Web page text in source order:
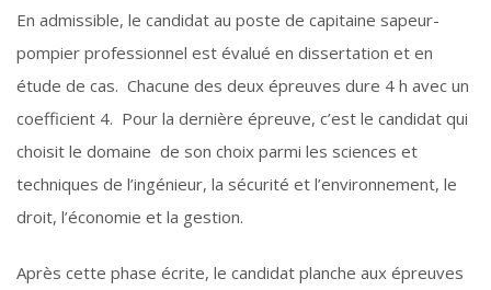
En admissible, le candidat au poste de capitaine sapeur-
pompier professionnel est évalué en dissertation et en
étude de cas. Chacune des deux épreuves dure 4 h avec un
coefficient 4. Pour la dernière épreuve, c’est le candidat qui
choisit le domaine de son choix parmi les sciences et
techniques de l’ingénieur, la sécurité et l’environnement, le
droit, l’économie et la gestion.
Après cette phase écrite, le candidat planche aux épreuves